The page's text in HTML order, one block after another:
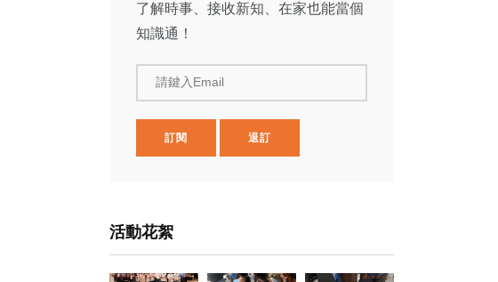
了解時事、接收新知、在家也能當個
知識通！
請鍵入Email
訂閱 退訂
活動花絮